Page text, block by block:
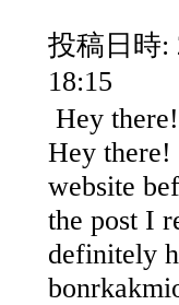
投稿日時:
18:15
Hey
Hey there!
website
the post I
definitely